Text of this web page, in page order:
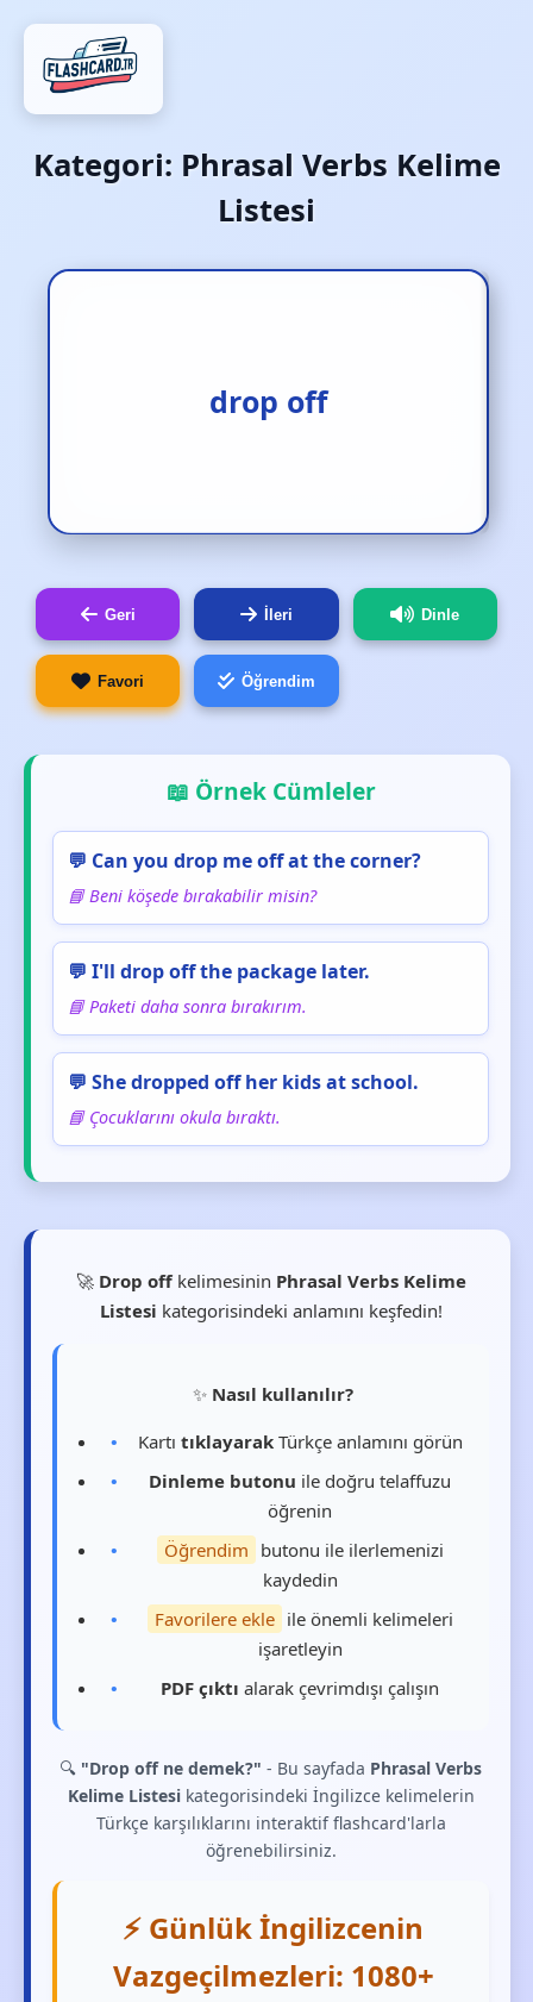
Kategori: Phrasal Verbs Kelime
Listesi
drop off
arabayla bırakmak
Geri İleri Dinle
Favori Öğrendim
📖 Örnek Cümleler
💬 Can you drop me off at the corner?
📘 Beni köşede bırakabilir misin?
💬 I'll drop off the package later.
📘 Paketi daha sonra bırakırım.
💬 She dropped off her kids at school.
📘 Çocuklarını okula bıraktı.
🚀 Drop offkelimesinin Phrasal Verbs Kelime
Listesi kategorisindeki anlamını keşfedin!
✨ Nasıl kullanılır?
Kartı tıklayarakTürkçe anlamını görün
Dinleme butonu ile doğru telaffuzu
öğrenin
Öğrendim butonu ile ilerlemenizi
kaydedin
Favorilere ekle ile önemli kelimeleri
işaretleyin
PDF çıktı alarak çevrimdışı çalışın
🔍 "Drop off ne demek?" - Bu sayfada Phrasal Verbs
Kelime Listesikategorisindeki İngilizce kelimelerin
Türkçe karşılıklarını interaktif flashcard'larla
öğrenebilirsiniz.
⚡ Günlük İngilizcenin
Vazgeçilmezleri: 1080+